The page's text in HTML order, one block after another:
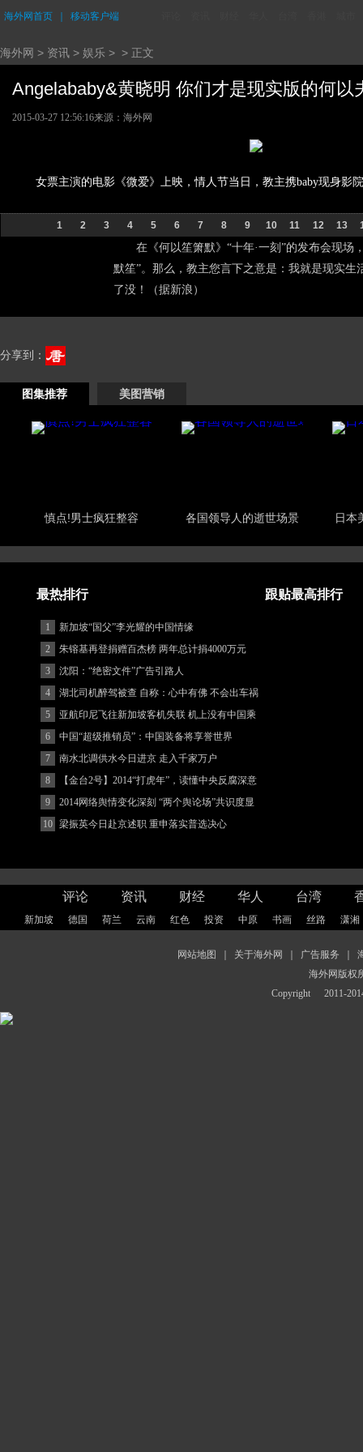
海外网首页 移动客户端
海外网 > 资讯 > 娱乐 > > 正文
Angelababy&黄晓明 你们才是现实版的何
2015-03-27 12:56:16来源：海外网
女票主演的电影《微爱》上映，情人节当日，教主携baby现身影
1 2 3 4 5 6 7 8 9 10 11 12 13
在《何以笙箫默》“十年·一刻”的发布会现场
默笙”。那么，教主您言下之意是：我就是现实
了没！（据新浪）
分享到：
图集推荐 美图营销
慎点!男士疯狂整容 各国领导人的逝世场景 日本
最热排行 跟贴最高排行
1
新加坡“国父”李光耀的中国情缘
2
朱镕基再登捐赠百杰榜 两年总计捐4000万元
3
沈阳：“绝密文件”广告引路人
4
湖北司机醉驾被查 自称：心中有佛 不会出车祸
(图)
5
亚航印尼飞往新加坡客机失联 机上没有中国乘
客
6
中国“超级推销员”：中国装备将享誉世界
7
南水北调供水今日进京 走入千家万户
8
【金台2号】2014“打虎年”，读懂中央反腐深意
9
2014网络舆情变化深刻 “两个舆论场”共识度显
著增强
10 梁振英今日赴京述职 重申落实普选决心
评论 资讯 财经 华人 台湾
新加坡 德国 荷兰 云南 红色 投资 中原 书画 丝路 潇湘
网站地图 关于海外网 广告服务
海外网版权
Copyright
2011-